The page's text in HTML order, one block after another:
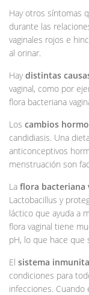
Hay otros síntomas
durante las
vaginales rojos e
al orinar.
Haydistintas
vaginal, como por
flora bacteriana
Los cambios
candidiasis. Una
anticonceptivos
menstruación son
La flora bacteriana
Lactobacillus y
láctico que ayuda a
flora vaginal tiene
pH, lo que hace que
El sistema
condiciones para
infecciones.